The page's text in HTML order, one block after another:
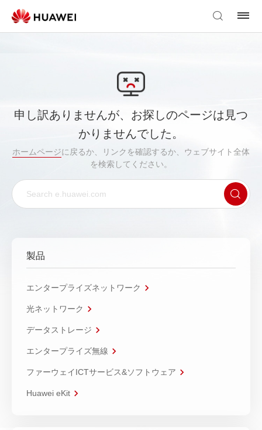
申し訳ありませんが、お探しのページは見つ
かりませんでした。
ホームページに戻るか、リンクを確認するか、ウェブサイト全体
を検索してください。
製品
エンタープライズネットワーク
光ネットワーク
データストレージ
エンタープライズ無線
ファーウェイICTサービス&ソフトウェア
Huawei eKit